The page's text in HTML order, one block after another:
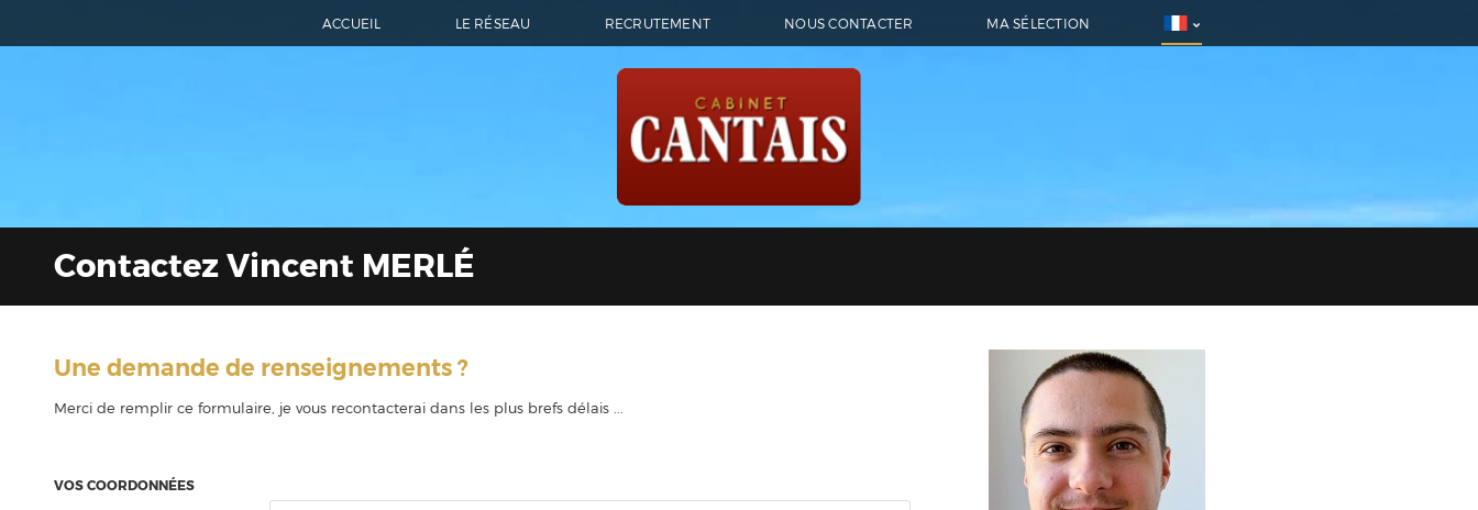
ACCUEIL LE RÉSEAU RECRUTEMENT NOUS CONTACTER MA SÉLECTION
Contactez Vincent MERLÉ
Une demande de renseignements ?
Merci de remplir ce formulaire, je vous recontacterai dans les plus brefs délais ...
VOS COORDONNÉES